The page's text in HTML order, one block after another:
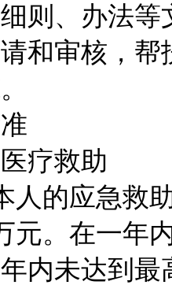
则、办法
和审核，
疗救助
人的应急救
元。在一年
内未达到